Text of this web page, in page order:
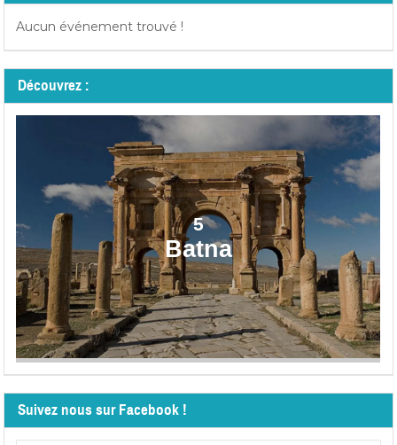
Aucun événement trouvé !
Découvrez :
5
Batna
Suivez nous sur Facebook !